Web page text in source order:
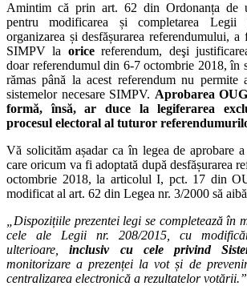
Amintim că prin art. 62 din Ordonanța de
pentru modificarea și completarea
organizarea și desfășurarea referendumului, a
SIMPV la oricereferendum, deşi
doar referendumul din 6-7 octombrie 2018, în
rămas până la acest referendum nu permite
sistemelor necesare SIMPV. Aprobarea
formă, însă, ar duce la legiferarea
procesul electoral al tuturor
Vă solicităm așadar ca în legea de aprobare
care oricum va fi adoptată după desfășurarea
octombrie 2018, la articolul I, pct. 17 din
modificat al art. 62 din Legea nr. 3/2000 să
„Dispozițiile prezentei legi se completează în
cele ale Legii nr. 208/2015, cu
ulterioare,inclusiv cu cele privind
monitorizare a prezenței la vot și de
centralizarea electronică a rezultatelor votării.”